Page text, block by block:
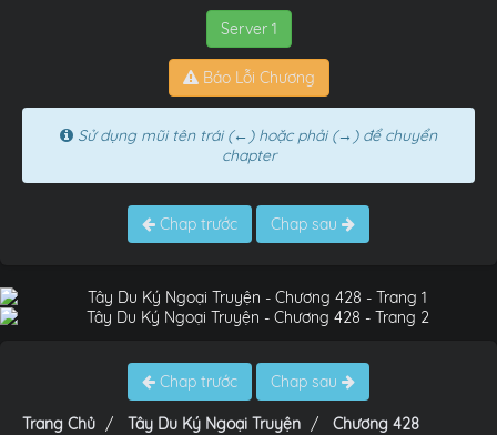
Server 1
Báo Lỗi Chương
Sử dụng mũi tên trái (←) hoặc phải (→) để chuyển
chapter
Chap trước Chap sau
Chap trước Chap sau
Trang Chủ Tây Du Ký Ngoại Truyện Chương 428